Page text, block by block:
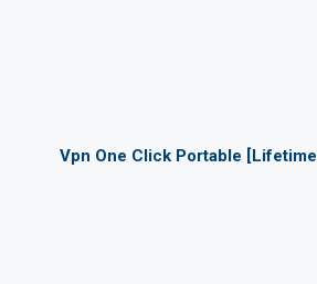
Vpn One Click Portable